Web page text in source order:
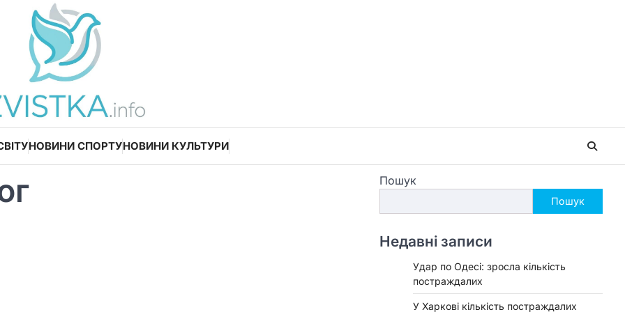
НОВИНИ СПОРТУНОВИНИ КУЛЬТУРИ
Пошук
Пошук
Недавні записи
Удар по Одесі: зросла кількість
постраждалих
У Харкові кількість постраждалих